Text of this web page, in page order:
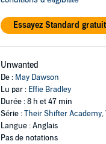
Essayez Standard
Unwanted
De : May Dawson
Lu par : Effie Bradley
Durée : 8 h et 47 min
Série :Their Shifter Academy,
Langue : Anglais
Pas de notations